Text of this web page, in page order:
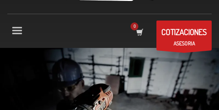
COTIZACIONES
ASESORIA